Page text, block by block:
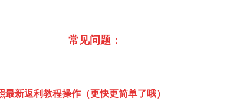
常见问题：
新返利教程操作（更快更简单了哦）